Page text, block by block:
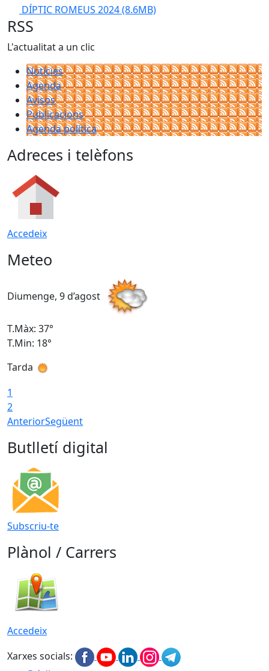
DÍPTIC ROMEUS 2024(8.6MB)
RSS
L'actualitat a un clic
Notícies
Agenda
Avisos
Publicacions
Agenda política
Adreces i telèfons
Accedeix
Meteo
Diumenge, 9 d’agost
T.Màx: 37°
T.Min: 18°
Tarda
1
2
AnteriorSegüent
Butlletí digital
Subscriu-te
Plànol / Carrers
Accedeix
Xarxes socials: